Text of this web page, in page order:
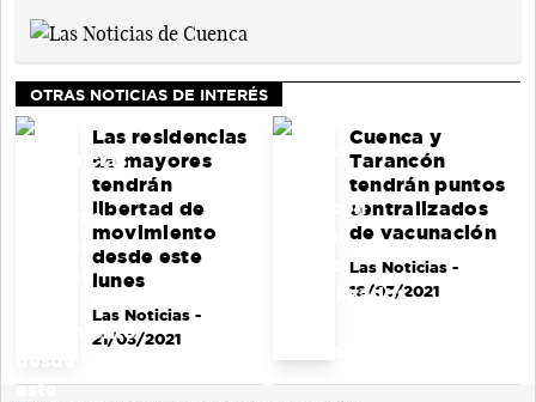
OTRAS NOTICIAS DE INTERÉS
Las residencias
de mayores
tendrán
libertad de
movimiento
desde este
lunes
Las Noticias-
21/03/2021
Cuenca y
Tarancón
tendrán puntos
centralizados
de vacunación
Las Noticias-
16/03/2021